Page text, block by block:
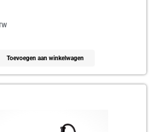
Toevoegen aan winkelwagen